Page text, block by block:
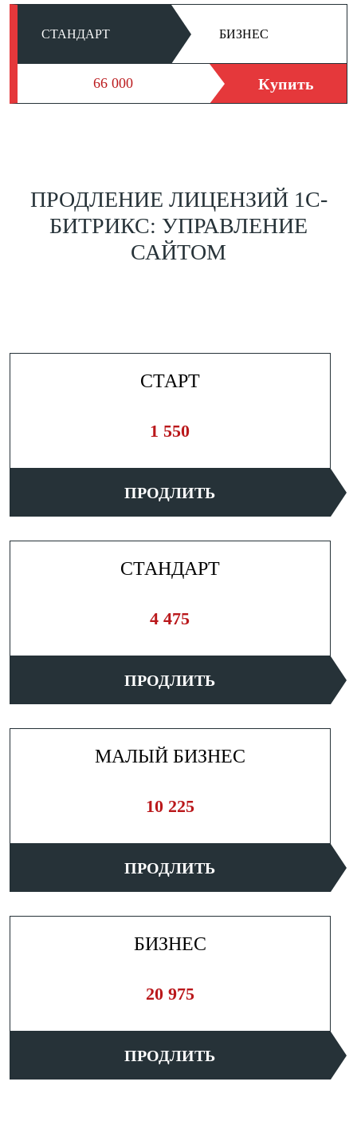
СТАНДАРТ БИЗНЕС
66 000 Купить
ПРОДЛЕНИЕ ЛИЦЕНЗИЙ 1С-
БИТРИКС: УПРАВЛЕНИЕ
САЙТОМ
СТАРТ
1 550
ПРОДЛИТЬ
СТАНДАРТ
4 475
ПРОДЛИТЬ
МАЛЫЙ БИЗНЕС
10 225
ПРОДЛИТЬ
БИЗНЕС
20 975
ПРОДЛИТЬ